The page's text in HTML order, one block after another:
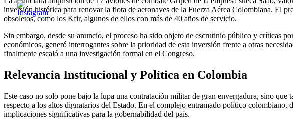
El Contexto de la Compra y la Oposición